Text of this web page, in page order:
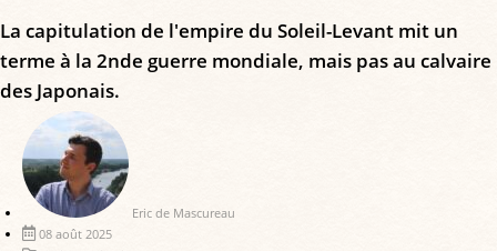
La capitulation de l'empire du Soleil-Levant mit un
terme à la 2nde guerre mondiale, mais pas au calvaire
des Japonais.
Eric de Mascureau
08 août 2025